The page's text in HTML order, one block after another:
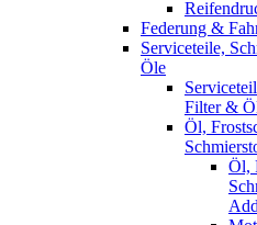
Federung &
Serviceteile,
Öle
Filter &
Öl,
Öl,